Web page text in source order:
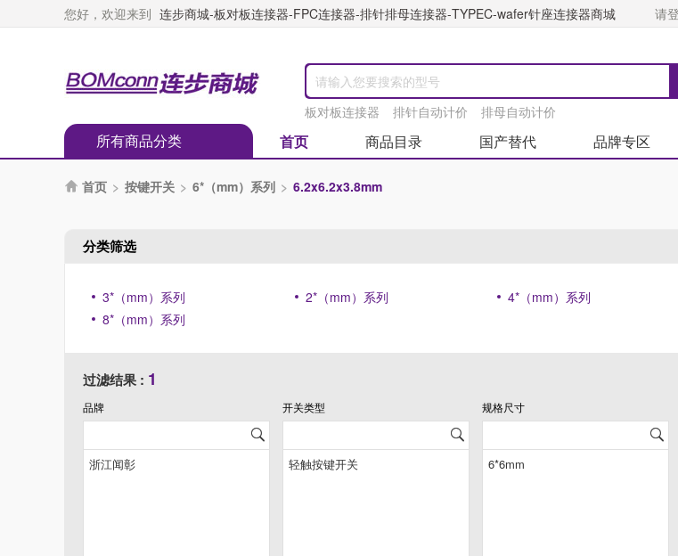
您好，欢迎来到 连步商城-板对板连接器-FPC连接器-排针排母连接器-TYPEC-wafer针座连接器商城 请
板对板连接器 排针自动计价 排母自动计价
所有商品分类 首页 商品目录 国产替代 品牌专区
 首页 > 按键开关 > 6*（mm）系列 > 6.2x6.2x3.8mm
分类筛选
3*（mm）系列 2*（mm）系列 4*（mm）系列
8*（mm）系列
过滤结果 : 1
品牌 开关类型 规格尺寸